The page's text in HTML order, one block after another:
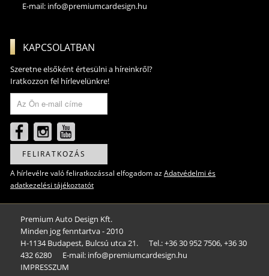
E-mail: info@premiumcardesign.hu
KAPCSOLATBAN
Szeretne elsőként értesülni a híreinkről?
Iratkozzon fel hírlevelünkre!
FELIRATKOZÁS
A hírlevélre való feliratkozással elfogadom azAdatvédelmi és
adatkezelési tájékoztatót
Premium Auto Design Kft.
Minden jog fenntartva - 2010
H-1134 Budapest, Bulcsú utca 21.
Tel.: +36 30 952 7506, +36 30
432 6280
E-mail: info@premiumcardesign.hu​
IMPRESSZUM